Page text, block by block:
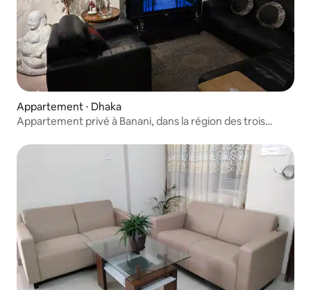
Appartement ⋅ Dhaka
Appartement privé à Banani, dans la région des trois